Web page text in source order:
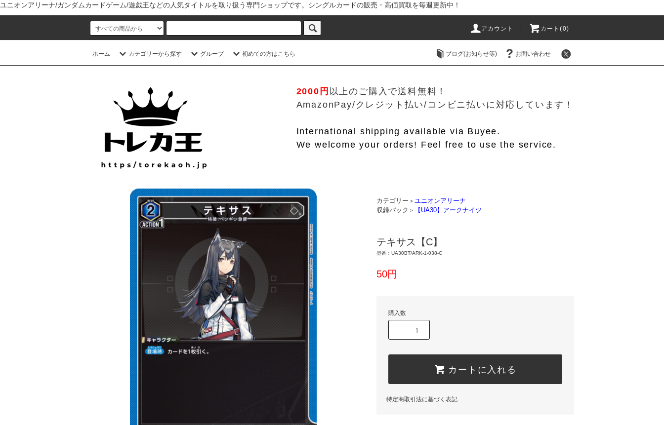
ユニオンアリーナ/ガンダムカードゲーム/遊戯王などの人気タイトルを取り扱う専門ショップです。シングルカードの販売・高価買取を毎週更新中！
アカウント カート(0)
ホーム カテゴリーから探す グループ 初めての方はこちら ブログ(お知らせ等) お問い合わせ
2000円 以上のご購入で送料無料！
AmazonPay/クレジット払い/コンビニ払いに対応しています！
International shipping available via Buyee.
We welcome your orders! Feel free to use the service.
カテゴリー > ユニオンアリーナ
収録パック > 【UA30】アークナイツ
テキサス【C】
型番：UA30BT/ARK-1-038-C
50円
購入数
カートに入れる
特定商取引法に基づく表記